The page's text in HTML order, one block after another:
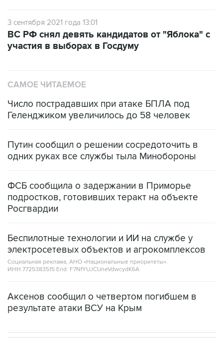
3 сентября 2021 года 13:01
ВС РФ снял девять кандидатов от "Яблока" с
участия в выборах в Госдуму
САМОЕ ЧИТАЕМОЕ
Число пострадавших при атаке БПЛА под
Геленджиком увеличилось до 58 человек
Путин сообщил о решении сосредоточить в
одних руках все службы тыла Минобороны
ФСБ сообщила о задержании в Приморье
подростков, готовивших теракт на объекте
Росгвардии
Беспилотные технологии и ИИ на службе у
электросетевых объектов и агрокомплексов
Социальная реклама, АНО «Национальные приоритеты».
ИНН 7725383515 Erid: F7NfYUJCUneVdwcydK6A
Аксенов сообщил о четвертом погибшем в
результате атаки ВСУ на Крым